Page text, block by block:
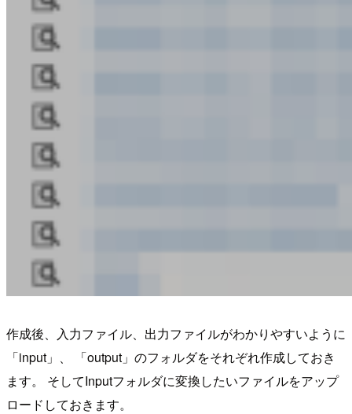
作成後、入力ファイル、出力ファイルがわかりやすいように
「input」、 「output」のフォルダをそれぞれ作成しておき
ます。 そしてInputフォルダに変換したいファイルをアップ
ロードしておきます。